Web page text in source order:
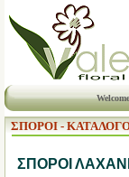
ΣΠΟΡΟΙ -
ΣΠΟΡΟΙ